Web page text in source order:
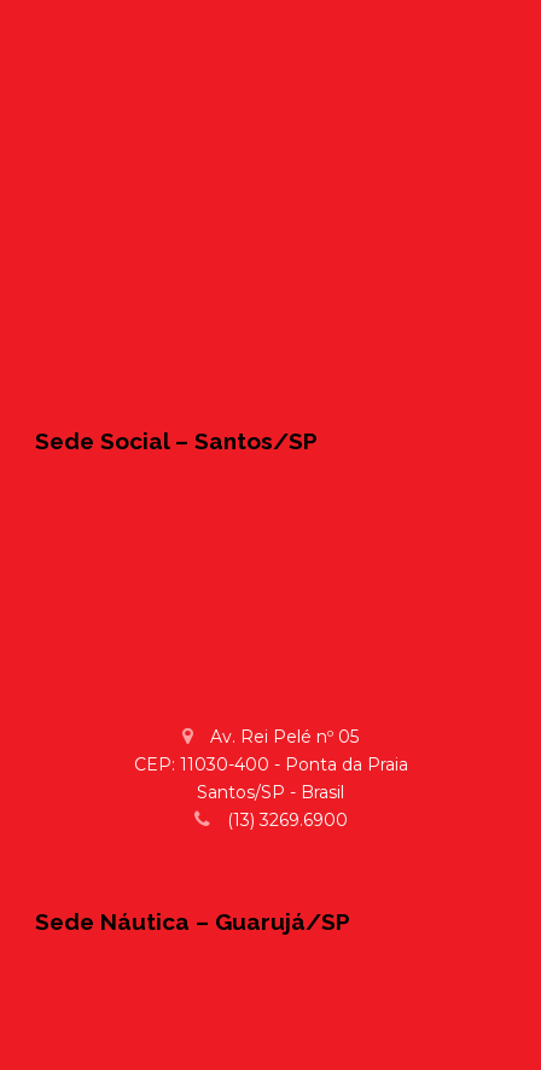
Sede Social – Santos/SP
Av. Rei Pelé nº 05
CEP: 11030-400 - Ponta da Praia
Santos/SP - Brasil
(13) 3269.6900
Sede Náutica – Guarujá/SP